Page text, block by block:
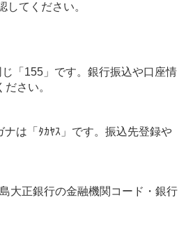
てください。
「155」です。銀行振込や口座情
さい。
は「ﾀｶﾔｽ」です。振込先登録や
大正銀行の金融機関コード・銀行